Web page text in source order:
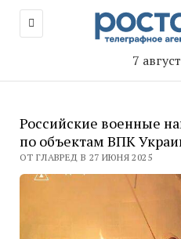
7
Российские военные
по объектам ВПК
ОТ ГЛАВРЕД В 27 ИЮНЯ 2025